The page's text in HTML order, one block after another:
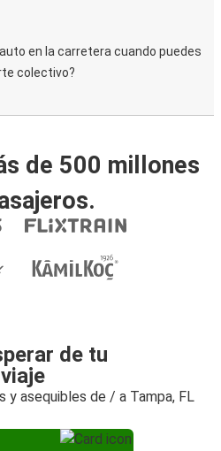
en la carretera cuando puedes
colectivo?
de 500 millones
de tu
viaje
y asequibles de / a Tampa, FL